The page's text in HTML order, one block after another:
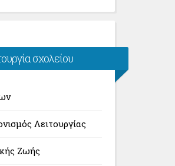
σχολείου
Λειτουργίας
Ζωής